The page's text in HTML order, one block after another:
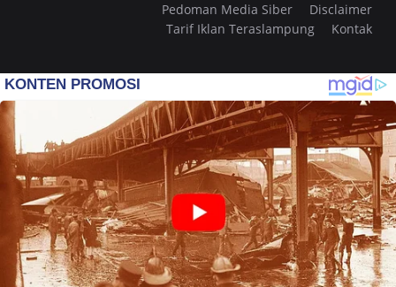
Pedoman Media Siber
Disclaimer
Tarif Iklan Teraslampung
Kontak